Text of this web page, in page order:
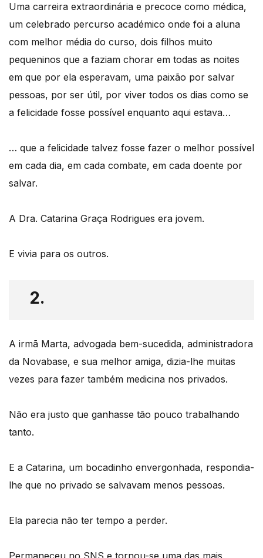
Uma carreira extraordinária e precoce como médica,
um celebrado percurso académico onde foi a aluna
com melhor média do curso, dois filhos muito
pequeninos que a faziam chorar em todas as noites
em que por ela esperavam, uma paixão por salvar
pessoas, por ser útil, por viver todos os dias como se
a felicidade fosse possível enquanto aqui estava…
… que a felicidade talvez fosse fazer o melhor possível
em cada dia, em cada combate, em cada doente por
salvar.
A Dra. Catarina Graça Rodrigues era jovem.
E vivia para os outros.
2.
A irmã Marta, advogada bem-sucedida, administradora
da Novabase, e sua melhor amiga, dizia-lhe muitas
vezes para fazer também medicina nos privados.
Não era justo que ganhasse tão pouco trabalhando
tanto.
E a Catarina, um bocadinho envergonhada, respondia-
lhe que no privado se salvavam menos pessoas.
Ela parecia não ter tempo a perder.